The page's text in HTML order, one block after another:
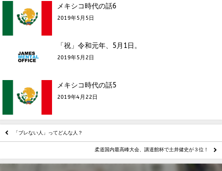
メキシコ時代の話6
2019年5月5日
「祝」令和元年、5月1日。
2019年5月2日
メキシコ時代の話5
2019年4月22日
「ブレない人」ってどんな人？
柔道国内最高峰大会、講道館杯で土井健史が３位！